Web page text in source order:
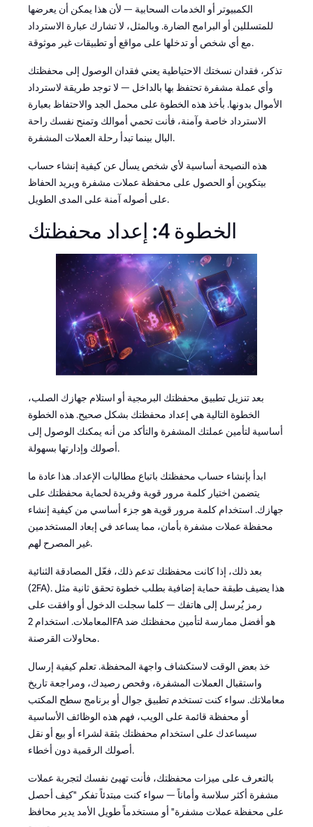
الكمبيوتر أو الخدمات السحابية — لأن هذا يمكن أن يعرضها
للمتسللين أو البرامج الضارة. وبالمثل، لا تشارك عبارة الاسترداد
مع أي شخص أو تدخلها على مواقع أو تطبيقات غير موثوقة.
تذكر، فقدان نسختك الاحتياطية يعني فقدان الوصول إلى محفظتك
وأي عملة مشفرة تحتفظ بها بالداخل — لا توجد طريقة لاسترداد
الأموال بدونها. بأخذ هذه الخطوة على محمل الجد والاحتفاظ بعبارة
الاسترداد خاصة وآمنة، فأنت تحمي أموالك وتمنح نفسك راحة
البال بينما تبدأ رحلة العملات المشفرة.
هذه النصيحة أساسية لأي شخص يسأل عن كيفية إنشاء حساب
بيتكوين أو الحصول على محفظة عملات مشفرة ويريد الحفاظ
على أصوله آمنة على المدى الطويل.
الخطوة 4: إعداد محفظتك
بعد تنزيل تطبيق محفظتك البرمجية أو استلام جهازك الصلب،
الخطوة التالية هي إعداد محفظتك بشكل صحيح. هذه الخطوة
أساسية لتأمين عملتك المشفرة والتأكد من أنه يمكنك الوصول إلى
أصولك وإدارتها بسهولة.
ابدأ بإنشاء حساب محفظتك باتباع مطالبات الإعداد. هذا عادة ما
يتضمن اختيار كلمة مرور قوية وفريدة لحماية محفظتك على
جهازك. استخدام كلمة مرور قوية هو جزء أساسي من كيفية إنشاء
محفظة عملات مشفرة بأمان، مما يساعد في إبعاد المستخدمين
غير المصرح لهم.
بعد ذلك، إذا كانت محفظتك تدعم ذلك، فعّل المصادقة الثنائية
(2FA). هذا يضيف طبقة حماية إضافية بطلب خطوة تحقق ثانية مثل
رمز يُرسل إلى هاتفك — كلما سجلت الدخول أو وافقت على
المعاملات. استخدام 2FA هو أفضل ممارسة لتأمين محفظتك ضد
محاولات القرصنة.
خذ بعض الوقت لاستكشاف واجهة المحفظة. تعلم كيفية إرسال
واستقبال العملات المشفرة، وفحص رصيدك، ومراجعة تاريخ
معاملاتك. سواء كنت تستخدم تطبيق جوال أو برنامج سطح المكتب
أو محفظة قائمة على الويب، فهم هذه الوظائف الأساسية
سيساعدك على استخدام محفظتك بثقة لشراء أو بيع أو نقل
أصولك الرقمية دون أخطاء.
بالتعرف على ميزات محفظتك، فأنت تهيئ نفسك لتجربة عملات
مشفرة أكثر سلاسة وأماناً — سواء كنت مبتدئاً تفكر "كيف أحصل
على محفظة عملات مشفرة" أو مستخدماً طويل الأمد يدير محافظ